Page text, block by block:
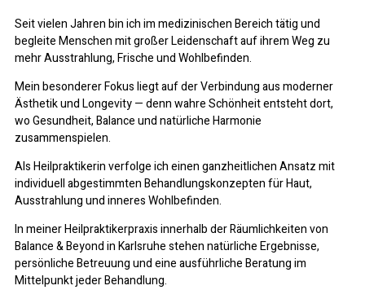
Seit vielen Jahren bin ich im medizinischen Bereich tätig und
begleite Menschen mit großer Leidenschaft auf ihrem Weg zu
mehr Ausstrahlung, Frische und Wohlbefinden.
Mein besonderer Fokus liegt auf der Verbindung aus moderner
Ästhetik und Longevity — denn wahre Schönheit entsteht dort,
wo Gesundheit, Balance und natürliche Harmonie
zusammenspielen.
Als Heilpraktikerin verfolge ich einen ganzheitlichen Ansatz mit
individuell abgestimmten Behandlungskonzepten für Haut,
Ausstrahlung und inneres Wohlbefinden.
In meiner Heilpraktikerpraxis innerhalb der Räumlichkeiten von
Balance & Beyond in Karlsruhe stehen natürliche Ergebnisse,
persönliche Betreuung und eine ausführliche Beratung im
Mittelpunkt jeder Behandlung.